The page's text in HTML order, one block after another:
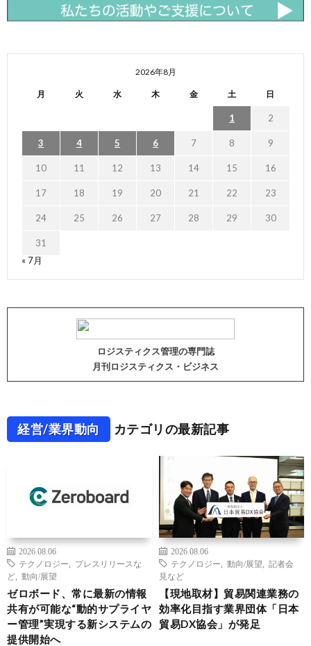
2026年8月
月 火 水 木 金 土 日
1 2
3 4 5 6 7 8 9
10 11 12 13 14 15 16
17 18 19 20 21 22 23
24 25 26 27 28 29 30
31
« 7月
ロジスティクス管理の専門誌
月刊ロジスティクス・ビジネス
経営/業界動向 カテゴリの最新記事
2026.08.06
テクノロジー
プレスリリースな
ど
動向/展望
ゼロボード、常に最新の情報
共有が可能な“動的サプライヤ
ー管理”実現する新システムの
提供開始へ
2026.08.06
テクノロジー
動向/展望
記者会
見など
【現地取材】貿易関連業務の
効率化目指す業界団体「日本
貿易DX協会」が発足